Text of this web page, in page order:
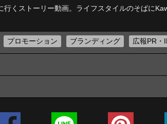
くストーリー動画。ライフスタイルのそばに
プロモーション ブランディング 広報PR・